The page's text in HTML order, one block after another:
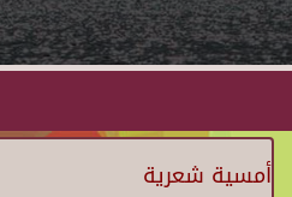
أمسية شعرية